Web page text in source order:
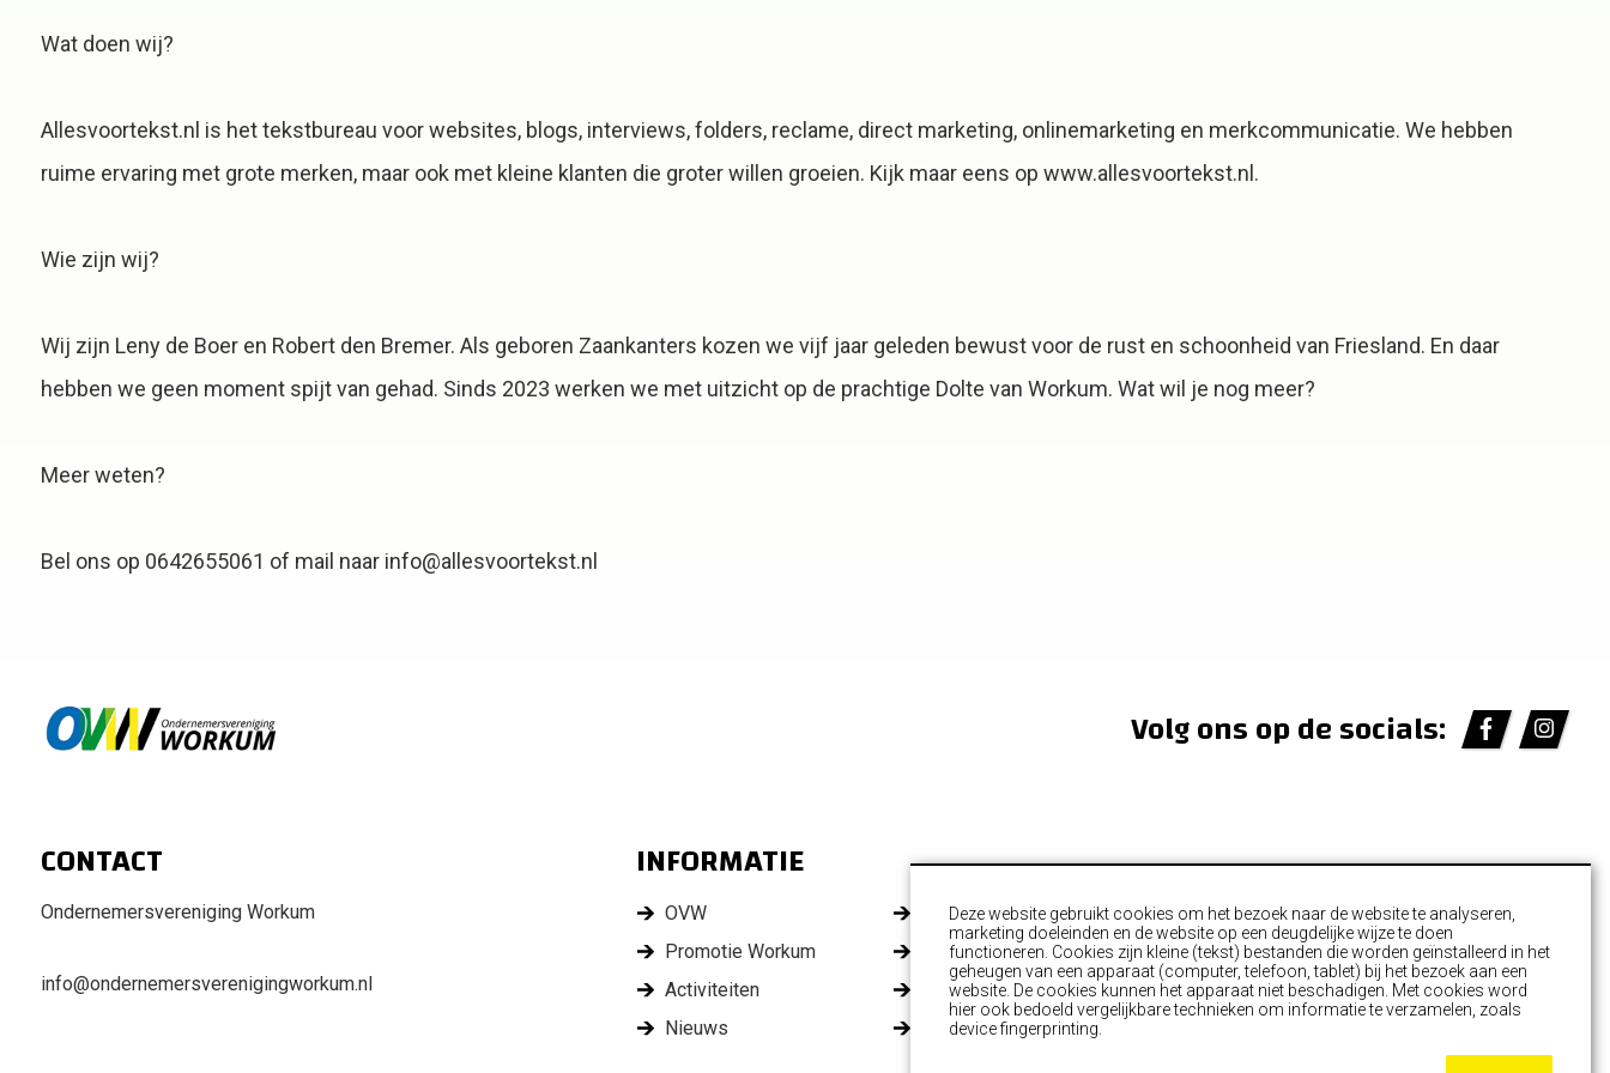
Wat doen wij?
Allesvoortekst.nl is het tekstbureau voor websites, blogs, interviews, folders, reclame, direct marketing, onlinemarketing en merkcommunicatie. We hebben
ruime ervaring met grote merken, maar ook met kleine klanten die groter willen groeien. Kijk maar eens op www.allesvoortekst.nl.
Wie zijn wij?
Wij zijn Leny de Boer en Robert den Bremer. Als geboren Zaankanters kozen we vijf jaar geleden bewust voor de rust en schoonheid van Friesland. En daar
hebben we geen moment spijt van gehad. Sinds 2023 werken we met uitzicht op de prachtige Dolte van Workum. Wat wil je nog meer?
Meer weten?
Bel ons op 0642655061 of mail naar info@allesvoortekst.nl
Volg ons op de socials:
CONTACT
Ondernemersvereniging Workum
info@ondernemersverenigingworkum.nl
INFORMATIE
OVW
Promotie Workum
Activiteiten
Nieuws
Leden
Ondernemersfonds
Commissies
Contact
Deze website gebruikt cookies om het bezoek naar de website te analyseren,
marketing doeleinden en de website op een deugdelijke wijze te doen
functioneren. Cookies zijn kleine (tekst) bestanden die worden geïnstalleerd in het
geheugen van een apparaat (computer, telefoon, tablet) bij het bezoek aan een
website. De cookies kunnen het apparaat niet beschadigen. Met cookies word
hier ook bedoeld vergelijkbare technieken om informatie te verzamelen, zoals
device fingerprinting.